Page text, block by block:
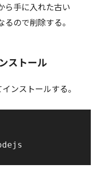
手に入れた古い
ので削除する。
ストール
ンストールする。